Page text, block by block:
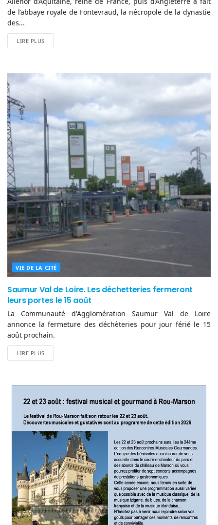
de l’abbaye royale de Fontevraud, la nécropole de la dynastie
des...
LIRE PLUS
VIE DE LA CITÉ
Saumur Val de Loire. Les déchetteries fermeront
leurs portes le 15 août
La Communauté d'Agglomération Saumur Val de Loire
annonce la fermeture des déchèteries pour jour férié le 15
août prochain.
LIRE PLUS